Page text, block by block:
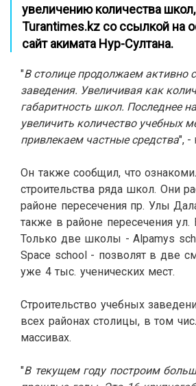
увеличению количества
Turantimes.kz со ссылкой на
сайт акимата Нур-Султана.
"В столице продолжаем активно
заведения. Увеличивая как
габаритность школ. Последнее
увеличить количество учебных
привлекаем частные средства", -
Он также сообщил, что
строительства ряда школ. Они
районе пересечения пр. Улы
также в районе пересечения ул.
Только две школы - Alpamys
Space school - позволят в две
уже 4 тыс. ученических мест.
Строительство учебных
всех районах столицы, в том
массивах.
"В текущем году построим